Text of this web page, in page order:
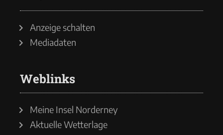
Anzeige schalten
Mediadaten
Weblinks
Meine Insel Norderney
Aktuelle Wetterlage